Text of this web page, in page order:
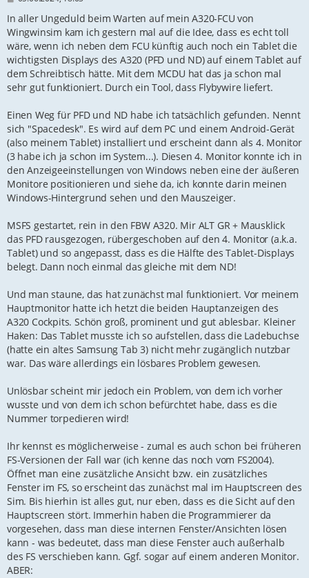
i
t
r
a
g
In aller Ungeduld beim Warten auf mein A320-FCU von
Wingwinsim kam ich gestern mal auf die Idee, dass es echt toll
wäre, wenn ich neben dem FCU künftig auch noch ein Tablet die
wichtigsten Displays des A320 (PFD und ND) auf einem Tablet auf
dem Schreibtisch hätte. Mit dem MCDU hat das ja schon mal
sehr gut funktioniert. Durch ein Tool, dass Flybywire liefert.
Einen Weg für PFD und ND habe ich tatsächlich gefunden. Nennt
sich "Spacedesk". Es wird auf dem PC und einem Android-Gerät
(also meinem Tablet) installiert und erscheint dann als 4. Monitor
(3 habe ich ja schon im System...). Diesen 4. Monitor konnte ich in
den Anzeigeeinstellungen von Windows neben eine der äußeren
Monitore positionieren und siehe da, ich konnte darin meinen
Windows-Hintergrund sehen und den Mauszeiger.
MSFS gestartet, rein in den FBW A320. Mir ALT GR + Mausklick
das PFD rausgezogen, rübergeschoben auf den 4. Monitor (a.k.a.
Tablet) und so angepasst, dass es die Hälfte des Tablet-Displays
belegt. Dann noch einmal das gleiche mit dem ND!
Und man staune, das hat zunächst mal funktioniert. Vor meinem
Hauptmonitor hatte ich hetzt die beiden Hauptanzeigen des
A320 Cockpits. Schön groß, prominent und gut ablesbar. Kleiner
Haken: Das Tablet musste ich so aufstellen, dass die Ladebuchse
(hatte ein altes Samsung Tab 3) nicht mehr zugänglich nutzbar
war. Das wäre allerdings ein lösbares Problem gewesen.
Unlösbar scheint mir jedoch ein Problem, von dem ich vorher
wusste und von dem ich schon befürchtet habe, dass es die
Nummer torpedieren wird!
Ihr kennst es möglicherweise - zumal es auch schon bei früheren
FS-Versionen der Fall war (ich kenne das noch vom FS2004).
Öffnet man eine zusätzliche Ansicht bzw. ein zusätzliches
Fenster im FS, so erscheint das zunächst mal im Hauptscreen des
Sim. Bis hierhin ist alles gut, nur eben, dass es die Sicht auf den
Hauptscreen stört. Immerhin haben die Programmierer da
vorgesehen, dass man diese internen Fenster/Ansichten lösen
kann - was bedeutet, dass man diese Fenster auch außerhalb
des FS verschieben kann. Ggf. sogar auf einem anderen Monitor.
ABER: